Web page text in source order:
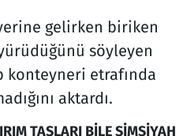
gelirken biriken
söyleyen
konteyneri etrafında
aktardı.
TAŞLARI BİLE SİMSİYAH